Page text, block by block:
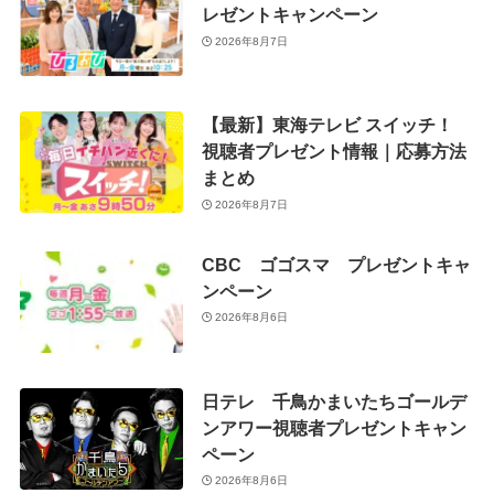
レゼントキャンペーン
2026年8月7日
【最新】東海テレビ スイッチ！
視聴者プレゼント情報｜応募方法
まとめ
2026年8月7日
CBC ゴゴスマ プレゼントキャ
ンペーン
2026年8月6日
日テレ 千鳥かまいたちゴールデ
ンアワー視聴者プレゼントキャン
ペーン
2026年8月6日